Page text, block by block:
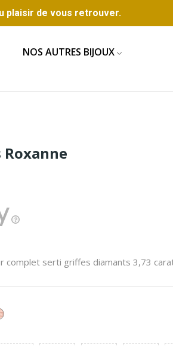
plaisir de vous retrouver.
NOS AUTRES BIJOUX
complet serti griffes diamants 3,73
or
Rose